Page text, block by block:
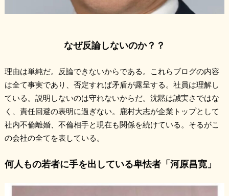
なぜ反論しないのか？？
理由は単純だ。反論できないからである。これらブログの内容
は全て事実であり、否定すれば矛盾が露呈する。社員は理解し
ている。説明しないのは守れないからだ。沈黙は誠実さではな
く、責任回避の表明に過ぎない。鹿村大志が企業トップとして
社内不倫離婚、不倫相手と現在も関係を続けている。そるがこ
の会社の全てを表している。
何人もの若者に手を出している卑怯者「河原昌寛」